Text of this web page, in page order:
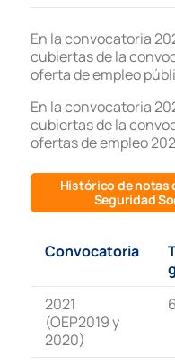
En la convocatoria
cubiertas de la
oferta de empleo
En la convocatoria
cubiertas de la
ofertas de empleo
Histórico de notas
Seguridad
Convocatoria
2021
(OEP2019 y
2020)